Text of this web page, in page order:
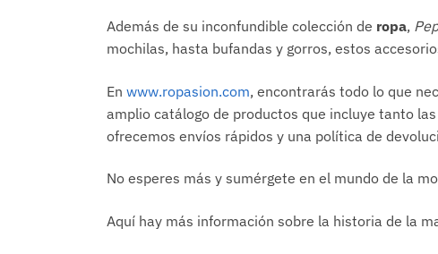
Además de su inconfundible colección de ropa,
mochilas, hasta bufandas y gorros, estos
En www.ropasion.com, encontrarás todo lo que
amplio catálogo de productos que incluye tanto
ofrecemos envíos rápidos y una política de
No esperes más y sumérgete en el mundo de la
Aquí hay más información sobre la historia de la